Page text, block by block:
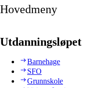
Hovedmeny
Utdanningsløpet
Barnehage
SFO
Grunnskole